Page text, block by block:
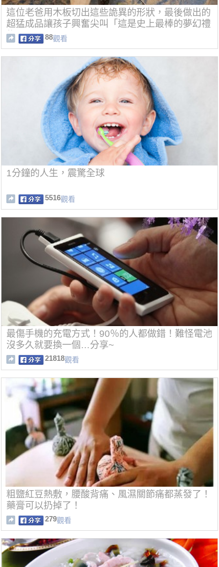
這位老爸用木板切出這些詭異的形狀，最後做出的
超猛成品讓孩子興奮尖叫「這是史上最棒的夢幻禮
物」！
88觀看
1分鐘的人生，震驚全球
5516觀看
最傷手機的充電方式！90％的人都做錯！難怪電池
沒多久就要換一個…分享~
21818觀看
粗鹽紅豆熱敷，腰酸背痛、風濕關節痛都蒸發了！
藥膏可以扔掉了！
279觀看